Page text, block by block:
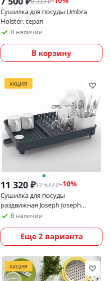
Сушилка для посуды Umbra
Holster, серая
В наличии
В корзину
АКЦИЯ
11 320 ₽12 577₽-10%
Сушилка для посуды
раздвижная Joseph Joseph
ExtendВ наличии
Еще 2 варианта
АКЦИЯ